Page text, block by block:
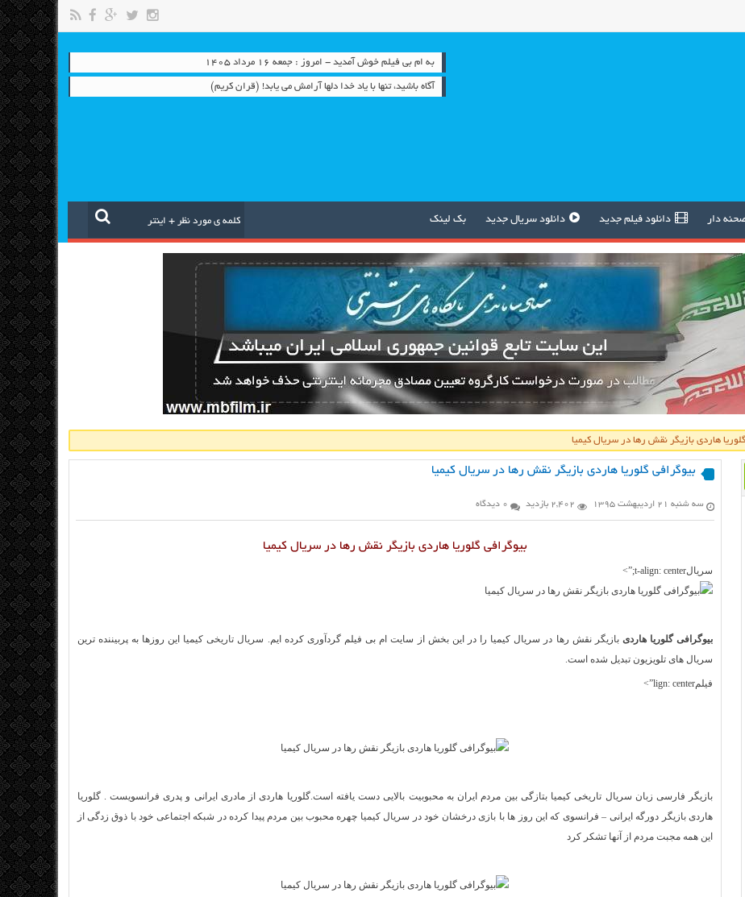
به ام بی فیلم خوش آمدید - امروز : جمعه ۱۶ مرداد ۱۴۰۵
آگاه باشيد، تنها با ياد خدا دلها آرامش می ‏يابد! (قران کریم)
دار دانلود فیلم جدید دانلود سریال جدید بک لینک
هاردی بازیگر نقش رها در سریال کیمیا
بیوگرافی گلوریا هاردی بازیگر نقش رها در سریال کیمیا
سه شنبه ۲۱ اردیبهشت ۱۳۹۵ 2,402 بازدید 0 دیدگاه
بیوگرافی گلوریا هاردی بازیگر نقش رها در سریال کیمیا
سریالt-align: center;”>
بیوگرافی گلوریا هاردی بازیگر نقش رها در سریال کیمیا را در این بخش از سایت ام بی فیلم گردآوری کرده ایم. سریال تاریخی کیمیا این روزها به پربیننده ترین
سریال های تلویزیون تبدیل شده است.
فیلمlign: center”>
بازیگر فارسی زبان سریال تاریخی کیمیا بتازگی بین مردم ایران به محبوبیت بالایی دست یافته است.گلوریا هاردی از مادری ایرانی و پدری فرانسویست . گلوریا
هاردی بازیگر دورگه ایرانی – فرانسوی که این روز ها با بازی درخشان خود در سریال کیمیا چهره محبوب بین مردم پیدا کرده در شبکه اجتماعی خود با ذوق زدگی از
این همه مجبت مردم از آنها تشکر کرد